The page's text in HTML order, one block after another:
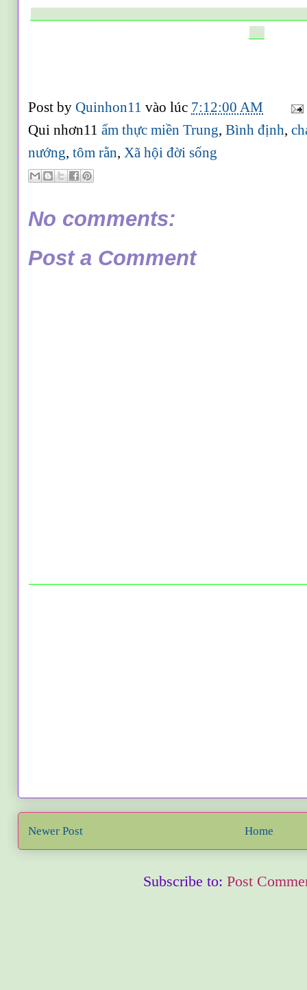
Post byQuinhon11vào lúc 7:12:00 AM
Qui nhơn11ẩm thực miền Trung,Bình định,
nướng,tôm rằn,Xã hội đời sống
No comments:
Post a Comment
Newer Post Home
Subscribe to: Post